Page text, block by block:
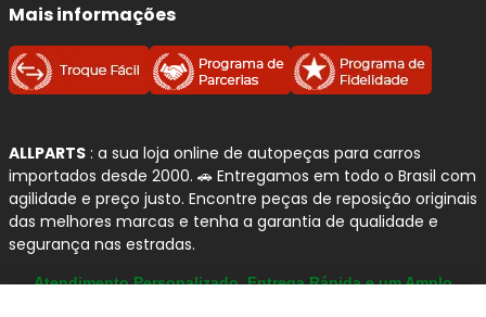
Mais informações
ALLPARTS : a sua loja online de autopeças para carros
importados desde 2000. 🚗 Entregamos em todo o Brasil com
agilidade e preço justo. Encontre peças de reposição originais
das melhores marcas e tenha a garantia de qualidade e
segurança nas estradas.
Atendimento Personalizado, Entrega Rápida e um Amplo